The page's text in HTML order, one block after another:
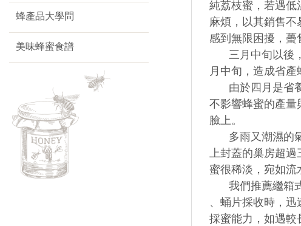
蜂產品大學問
美味蜂蜜食譜
純荔枝蜜，若遇低
麻煩，以其銷售不
感到無限困擾，蠆
三月中旬以後，
月中旬，造成省產
由於四月是省養
不影響蜂蜜的產量
臉上。
多雨又潮濕的氣
上封蓋的巢房超過
蜜很稀淡，宛如流
我們推薦繼箱式
、蛹片採收時，
採蜜能力，如遇較